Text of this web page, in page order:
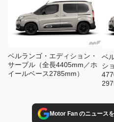
ベルランゴ・エディション・
サーブル（全長4405mm／ホ
イールベース2785mm）
ベ
シ
Motor Fan のニュース